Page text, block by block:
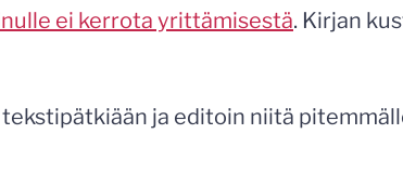
ei kerrota yrittämisestä. Kirjan
ja editoin niitä